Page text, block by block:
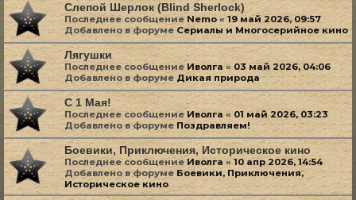
Слепой Шерлок (Blind Sherlock)
Последнее сообщениеNemo «19 май 2026, 09:57
Добавлено в форуме Сериалы и Многосерийное кино
Лягушки
Последнее сообщениеИволга« 03 май 2026, 04:06
Добавлено в форуме Дикая природа
С 1 Мая!
Последнее сообщениеИволга« 01 май 2026, 03:23
Добавлено в форуме Поздравляем!
Боевики, Приключения, Историческое кино
Последнее сообщениеИволга« 10 апр 2026, 14:54
Добавлено в форуме Боевики, Приключения,
Историческое кино